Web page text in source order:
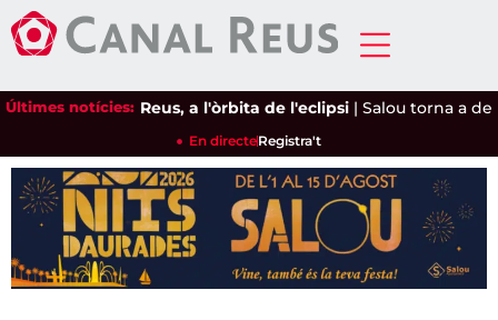
Últimes notícies:Reus, a l'òrbita de l'eclipsi|Salou torna a
En directeRegistra't